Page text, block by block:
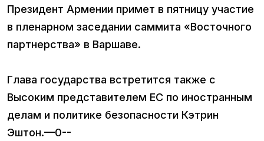
Президент Армении примет в пятницу участие
в пленарном заседании саммита «Восточного
партнерства» в Варшаве.
Глава государства встретится также с
Высоким представителем ЕС по иностранным
делам и политике безопасности Кэтрин
Эштон.—0--